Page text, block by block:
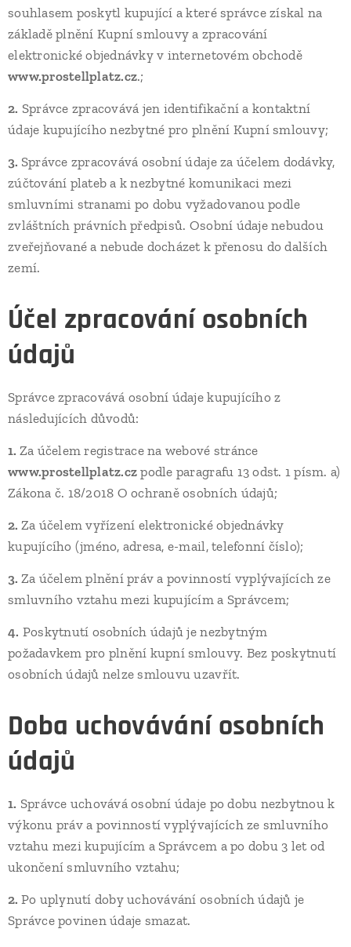
souhlasem poskytl kupující a které správce získal na
základě plnění Kupní smlouvy a zpracování
elektronické objednávky v internetovém obchodě
www.prostellplatz.cz.;
2. Správce zpracovává jen identifikační a kontaktní
údaje kupujícího nezbytné pro plnění Kupní smlouvy;
3. Správce zpracovává osobní údaje za účelem dodávky,
zúčtování plateb a k nezbytné komunikaci mezi
smluvními stranami po dobu vyžadovanou podle
zvláštních právních předpisů. Osobní údaje nebudou
zveřejňované a nebude docházet k přenosu do dalších
zemí.
Účel zpracování osobních
údajů
Správce zpracovává osobní údaje kupujícího z
následujících důvodů:
1. Za účelem registrace na webové stránce
www.prostellplatz.cz podle paragrafu 13 odst. 1 písm. a)
Zákona č. 18/2018 O ochraně osobních údajů;
2. Za účelem vyřízení elektronické objednávky
kupujícího (jméno, adresa, e-mail, telefonní číslo);
3. Za účelem plnění práv a povinností vyplývajících ze
smluvního vztahu mezi kupujícím a Správcem;
4. Poskytnutí osobních údajů je nezbytným
požadavkem pro plnění kupní smlouvy. Bez poskytnutí
osobních údajů nelze smlouvu uzavřít.
Doba uchovávání osobních
údajů
1. Správce uchovává osobní údaje po dobu nezbytnou k
výkonu práv a povinností vyplývajících ze smluvního
vztahu mezi kupujícím a Správcem a po dobu 3 let od
ukončení smluvního vztahu;
2. Po uplynutí doby uchovávání osobních údajů je
Správce povinen údaje smazat.